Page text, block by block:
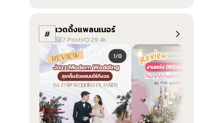
# เวดดิ้งแพลนเนอร์
7 Posts 29.4k
Slide 1 of 8
1/8
Slide 1 of 9